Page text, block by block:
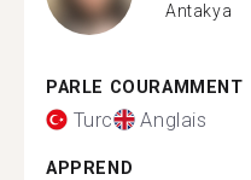
Antakya
PARLE COURAMMENT
Turc Anglais
APPREND